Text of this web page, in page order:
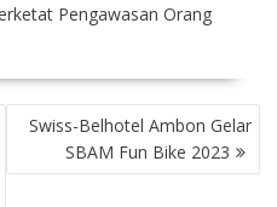
Pengawasan Orang
Swiss-Belhotel Ambon Gelar
SBAM Fun Bike 2023